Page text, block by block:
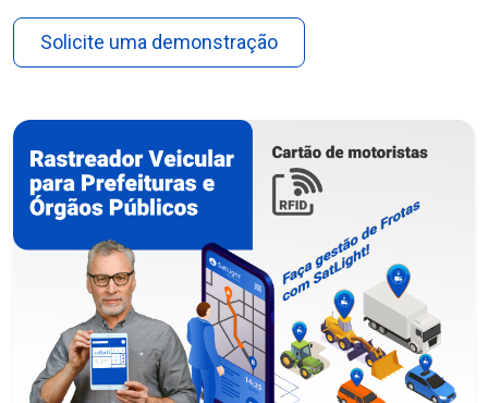
Solicite uma demonstração